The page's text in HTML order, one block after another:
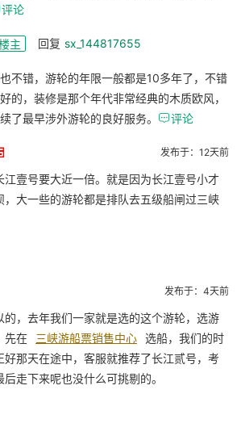
评论
主 回复 sx_144817655
不错，游轮的年限一般都是10多年了，不错
的，装修是那个年代非常经典的木质欧风，
了最早涉外游轮的良好服务。 评论
发布于：12天前
江壹号要大近一倍。就是因为长江壹号小才
，大一些的游轮都是排队去五级船闸过三峡
发布于：4天前
的，去年我们一家就是选的这个游轮，选游
先在
三峡游船票销售中心 选船，我们的时
好那天在途中，客服就推荐了长江贰号，考
走下来呢也没什么可挑剔的。